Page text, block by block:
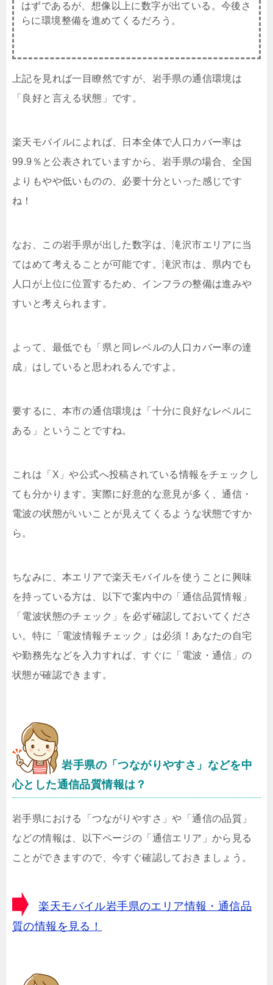
はずであるが、想像以上に数字が出ている。今後さ
らに環境整備を進めてくるだろう。
上記を見れば一目瞭然ですが、岩手県の通信環境は
「良好と言える状態」です。
楽天モバイルによれば、日本全体で人口カバー率は
99.9％と公表されていますから、岩手県の場合、全国
よりもやや低いものの、必要十分といった感じです
ね！
なお、この岩手県が出した数字は、滝沢市エリアに当
てはめて考えることが可能です。滝沢市は、県内でも
人口が上位に位置するため、インフラの整備は進みや
すいと考えられます。
よって、最低でも「県と同レベルの人口カバー率の達
成」はしていると思われるんですよ。
要するに、本市の通信環境は「十分に良好なレベルに
ある」ということですね。
これは「X」や公式へ投稿されている情報をチェックし
ても分かります。実際に好意的な意見が多く、通信・
電波の状態がいいことが見えてくるような状態ですか
ら。
ちなみに、本エリアで楽天モバイルを使うことに興味
を持っている方は、以下で案内中の「通信品質情報」
「電波状態のチェック」を必ず確認しておいてくださ
い。特に「電波情報チェック」は必須！あなたの自宅
や勤務先などを入力すれば、すぐに「電波・通信」の
状態が確認できます。
岩手県の「つながりやすさ」などを中
心とした通信品質情報は？
岩手県における「つながりやすさ」や「通信の品質」
などの情報は、以下ページの「通信エリア」から見る
ことができますので、今すぐ確認しておきましょう。
楽天モバイル岩手県のエリア情報・通信品
質の情報を見る！